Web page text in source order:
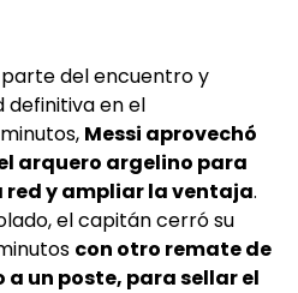
del encuentro y
en el
Messi aprovechó
arquero argelino para
y ampliar la ventaja.
el capitán cerró su
con otro remate de
un poste, para sellar el